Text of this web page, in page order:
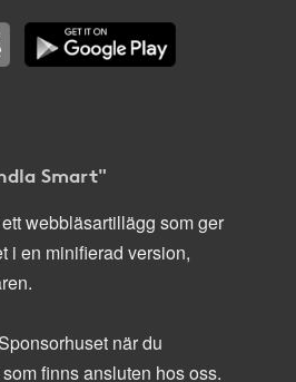
Smart"
webbläsartillägg som ger
i en minifierad version,
när du
finns ansluten hos oss.